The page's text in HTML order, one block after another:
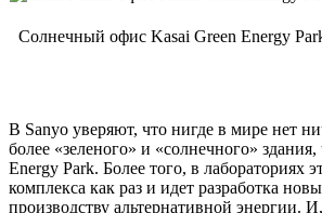
Солнечный офис Kasai Green Energy
В Sanyo уверяют, что нигде в мире нет
более «зеленого» и «солнечного»
Energy Park. Более того, в лабораториях
комплекса как раз и идет разработка
производству альтернативной энергии.